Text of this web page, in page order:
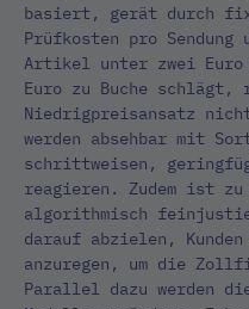
basiert, gerät durch
Prüfkosten pro
Artikel unter zwei
Euro zu Buche schlägt,
Niedrigpreisansatz
werden absehbar mit
schrittweisen,
reagieren. Zudem ist
algorithmisch
darauf abzielen, Kunden
anzuregen, um die
Parallel dazu werden